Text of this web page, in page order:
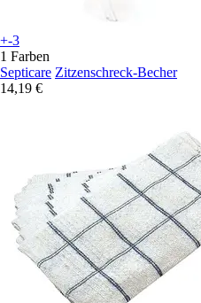
+-3
1 Farben
Septicare Zitzenschreck-Becher
14,19 €